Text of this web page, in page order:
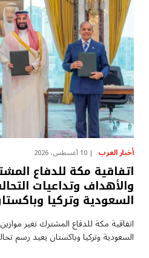
أخبار العرب 10 أغسطس، 2026
والأهداف وتداعيات
السعودية وتركيا
اتفاقية مكة للدفاع المشترك تغير
السعودية وتركيا وباكستان يعيد رسم